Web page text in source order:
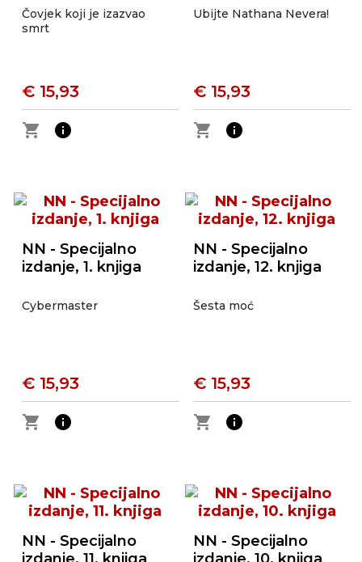
Čovjek koji je izazvao
smrt
€ 15,93
shopping_cart
info
Ubijte Nathana Nevera!
€ 15,93
shopping_cart
info
NN - Specijalno
izdanje, 1. knjiga
Cybermaster
€ 15,93
shopping_cart
info
NN - Specijalno
izdanje, 12. knjiga
Šesta moć
€ 15,93
shopping_cart
info
NN - Specijalno
NN - Specijalno